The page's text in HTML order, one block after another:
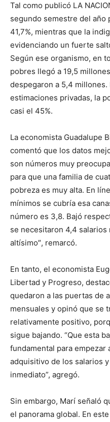
Tal como publicó LA
segundo semestre del año
41,7%, mientras que la
evidenciando un fuerte
Según ese organismo, en
pobres llegó a 19,5
despegaron a 5,4
estimaciones privadas, la
casi el 45%.
La economista Guadalupe
comentó que los datos
son números muy
para que una familia de
pobreza es muy alta. En
mínimos se cubría esa
número es 3,8. Bajó
se necesitaron 4,4
altísimo″, remarcó.
En tanto, el economista
Libertad y Progreso,
quedaron a las puertas de
mensuales y opinó que se
relativamente positivo,
sigue bajando. “Que esta
fundamental para empezar
adquisitivo de los salarios
inmediato”, agregó.
Sin embargo, Marí señaló
el panorama global. En